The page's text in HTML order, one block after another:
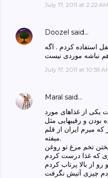
July 17, 2011 at 2:22 AM
Doozel said…
استفاده کردم . اگه
July 17, 2011 at 10:59
Maral said…
یکی از غذاهای مورد
بودن و رقیبهایی مثل
میرم ایران از قلم
میفته.
تخم مرغ تو روغن
که غذا درست کردم
از بالا پرتاب کردم